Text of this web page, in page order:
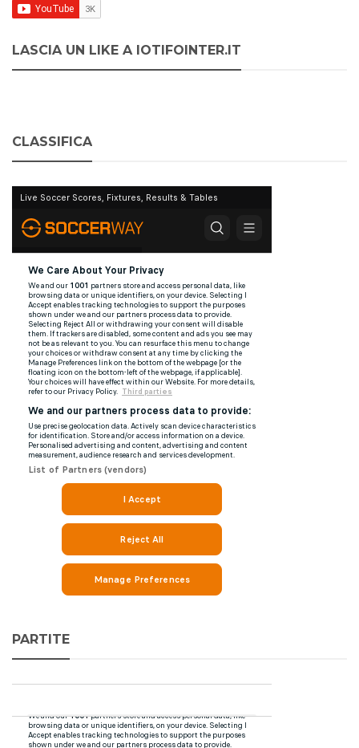
LASCIA UN LIKE A IOTIFOINTER.IT
CLASSIFICA
PARTITE